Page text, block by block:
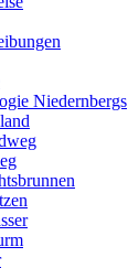
Niedernbergs